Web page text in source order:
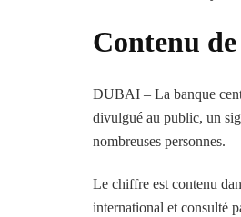
Contenu
DUBAI – La banque
divulgué au public, un
nombreuses personnes.
Le chiffre est contenu
international et consulté